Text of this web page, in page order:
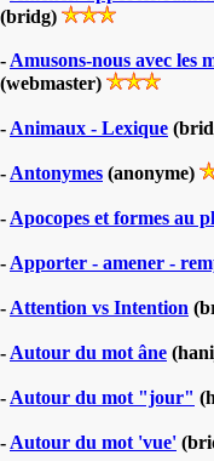
(bridg)
- Amusons-nous avec les
(webmaster)
- Animaux - Lexique
- Antonymes (anonyme)
- Apocopes et formes au
- Apporter - amener -
- Attention vs Intention
- Autour du mot âne
- Autour du mot "jour"
- Autour du mot 'vue'